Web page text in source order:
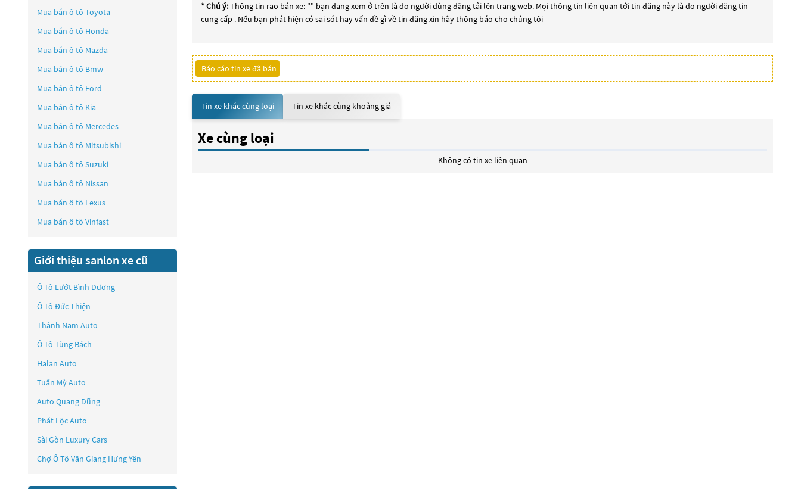
* Chú ý:Thông tin rao bán xe: "" bạn đang xem ở trên là do người dùng đăng tải lên trang web. Mọi thông tin liên quan tới tin đăng này là do người đăng tin
cung cấp . Nếu bạn phát hiện có sai sót hay vấn đề gì về tin đăng xin hãy thông báo cho chúng tôi
Báo cáo tin xe đã bán
Tin xe khác cùng loại Tin xe khác cùng khoảng giá
Xe cùng loại
Không có tin xe liên quan
Mua bán ô tô Toyota
Mua bán ô tô Honda
Mua bán ô tô Mazda
Mua bán ô tô Bmw
Mua bán ô tô Ford
Mua bán ô tô Kia
Mua bán ô tô Mercedes
Mua bán ô tô Mitsubishi
Mua bán ô tô Suzuki
Mua bán ô tô Nissan
Mua bán ô tô Lexus
Mua bán ô tô Vinfast
Giới thiệu sanlon xe cũ
Ô Tô Lướt Bình Dương
Ô Tô Đức Thiện
Thành Nam Auto
Ô Tô Tùng Bách
Halan Auto
Tuấn Mỳ Auto
Auto Quang Dũng
Phát Lộc Auto
Sài Gòn Luxury Cars
Chợ Ô Tô Văn Giang Hưng Yên